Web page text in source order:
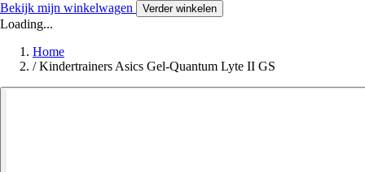
Bekijk mijn winkelwagen Verder winkelen
Loading...
Home
/ Kindertrainers Asics Gel-Quantum Lyte II GS